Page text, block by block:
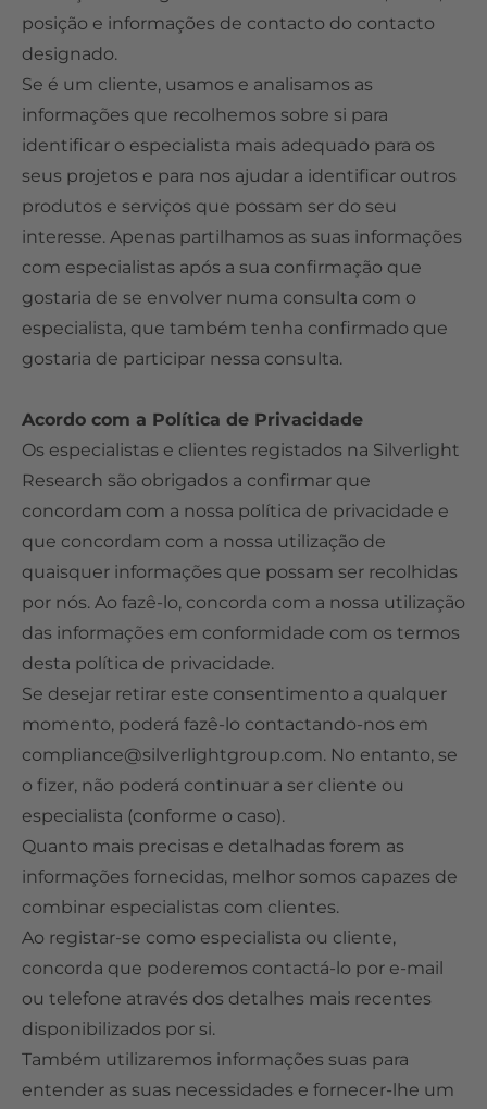
posição e informações de contacto do contacto
designado.
Se é um cliente, usamos e analisamos as
informações que recolhemos sobre si para
identificar o especialista mais adequado para os
seus projetos e para nos ajudar a identificar outros
produtos e serviços que possam ser do seu
interesse. Apenas partilhamos as suas informações
com especialistas após a sua confirmação que
gostaria de se envolver numa consulta com o
especialista, que também tenha confirmado que
gostaria de participar nessa consulta.
Acordo com a Política de Privacidade
Os especialistas e clientes registados na Silverlight
Research são obrigados a confirmar que
concordam com a nossa política de privacidade e
que concordam com a nossa utilização de
quaisquer informações que possam ser recolhidas
por nós. Ao fazê-lo, concorda com a nossa utilização
das informações em conformidade com os termos
desta política de privacidade.
Se desejar retirar este consentimento a qualquer
momento, poderá fazê-lo contactando-nos em
compliance@silverlightgroup.com. No entanto, se
o fizer, não poderá continuar a ser cliente ou
especialista (conforme o caso).
Quanto mais precisas e detalhadas forem as
informações fornecidas, melhor somos capazes de
combinar especialistas com clientes.
Ao registar-se como especialista ou cliente,
concorda que poderemos contactá-lo por e-mail
ou telefone através dos detalhes mais recentes
disponibilizados por si.
Também utilizaremos informações suas para
entender as suas necessidades e fornecer-lhe um